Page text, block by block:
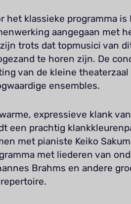
het klassieke programma
aangegaan met
zijn trots dat topmusici van
te horen zijn. De
van de kleine
ensembles.
expressieve klank
een prachtig
met pianiste Keiko
met liederen van
Brahms en andere